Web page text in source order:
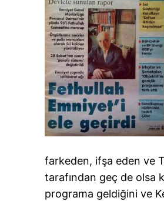
farkeden, ifşa eden ve
tarafından geç de olsa
programa geldiğini ve